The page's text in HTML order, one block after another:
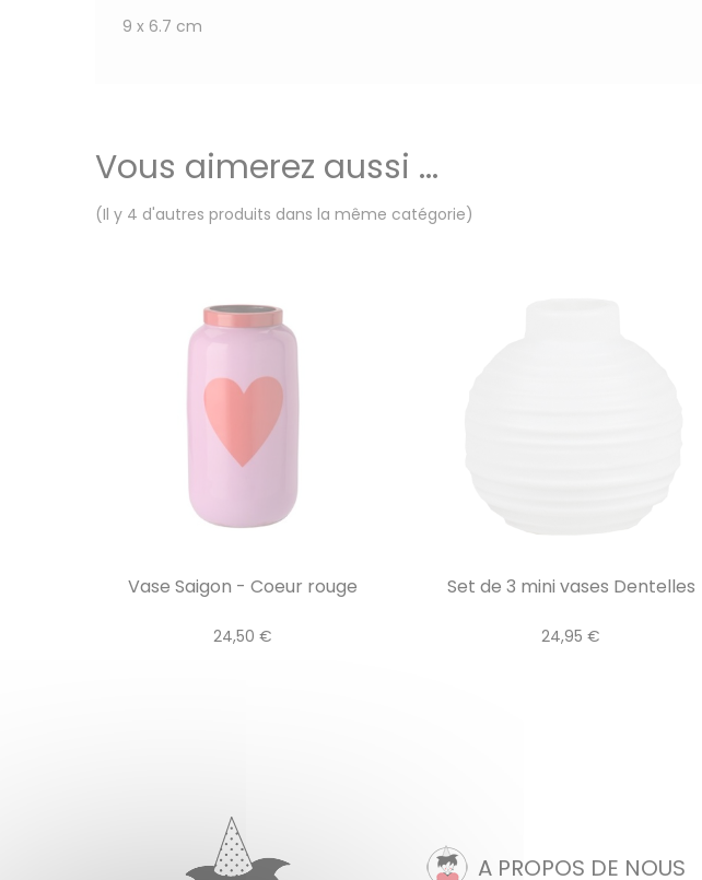
9 x 6.7 cm
Vous aimerez aussi ...
(Il y 4 d'autres produits dans la même catégorie)
Vase Saigon - Coeur rouge
24,50 €
Set de 3 mini vases Dentelles
24,95 €
A PROPOS DE NOUS